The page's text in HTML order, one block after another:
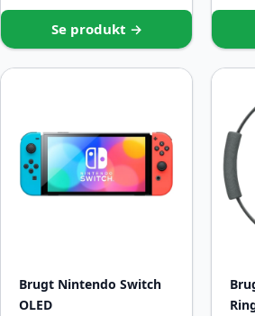
Se produkt →
Brugt Nintendo Switch
OLED